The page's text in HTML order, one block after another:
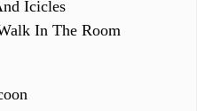
Icicles
In The Room